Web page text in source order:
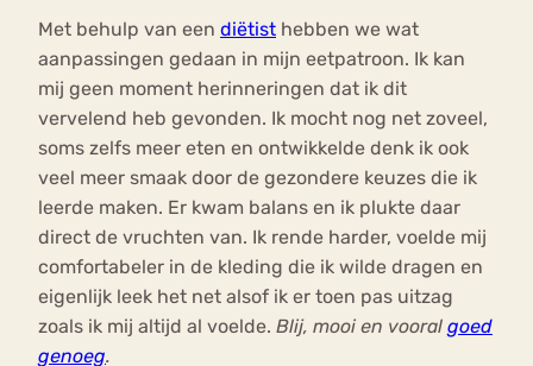
Met behulp van een diëtist hebben we wat
aanpassingen gedaan in mijn eetpatroon. Ik kan
mij geen moment herinneringen dat ik dit
vervelend heb gevonden. Ik mocht nog net zoveel,
soms zelfs meer eten en ontwikkelde denk ik ook
veel meer smaak door de gezondere keuzes die ik
leerde maken. Er kwam balans en ik plukte daar
direct de vruchten van. Ik rende harder, voelde mij
comfortabeler in de kleding die ik wilde dragen en
eigenlijk leek het net alsof ik er toen pas uitzag
zoals ik mij altijd al voelde. Blij, mooi en vooral goed
genoeg.